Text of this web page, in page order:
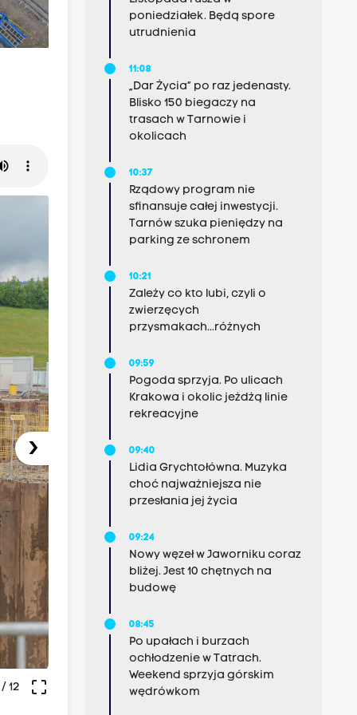
›
crop_free
12
poniedziałek. Będą spore
utrudnienia
11:08
„Dar Życia” po raz jedenasty.
Blisko 150 biegaczy na
trasach w Tarnowie i
okolicach
10:37
Rządowy program nie
sfinansuje całej inwestycji.
Tarnów szuka pieniędzy na
parking ze schronem
10:21
Zależy co kto lubi, czyli o
zwierzęcych
przysmakach...różnych
09:59
Pogoda sprzyja. Po ulicach
Krakowa i okolic jeżdżą linie
rekreacyjne
09:40
Lidia Grychtołówna. Muzyka
choć najważniejsza nie
przesłania jej życia
09:24
Nowy węzeł w Jaworniku coraz
bliżej. Jest 10 chętnych na
budowę
08:45
Po upałach i burzach
ochłodzenie w Tatrach.
Weekend sprzyja górskim
wędrówkom